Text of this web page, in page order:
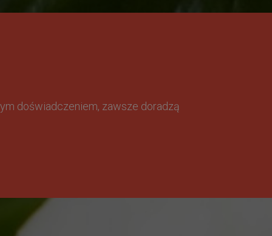
doświadczeniem, zawsze doradzą